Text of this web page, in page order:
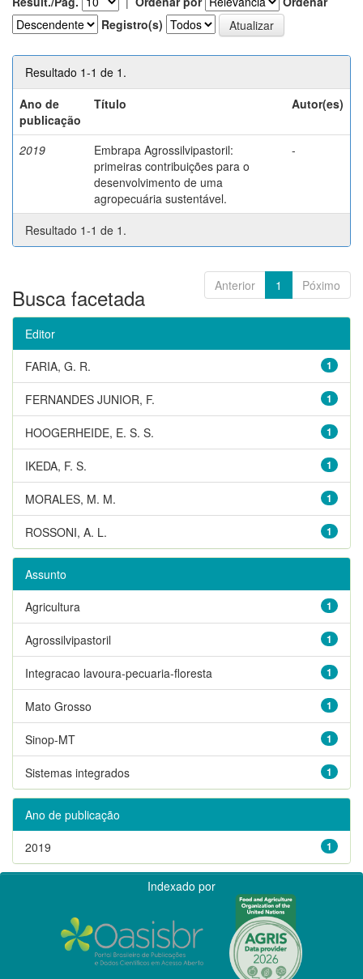
Registro(s)
Resultado 1-1 de 1.
Ano de
publicação
Título Autor(es)
2019
Embrapa Agrossilvipastoril:
primeiras contribuições para o
desenvolvimento de uma
agropecuária sustentável.
-
Resultado 1-1 de 1.
Anterior 1 Póximo
Busca facetada
Editor
1
FARIA, G. R.
1
FERNANDES JUNIOR, F.
1
HOOGERHEIDE, E. S. S.
1
IKEDA, F. S.
1
MORALES, M. M.
1
ROSSONI, A. L.
Assunto
1
Agricultura
1
Agrossilvipastoril
1
Integracao lavoura-pecuaria-floresta
1
Mato Grosso
1
Sinop-MT
1
Sistemas integrados
Ano de publicação
1
2019
Indexado por